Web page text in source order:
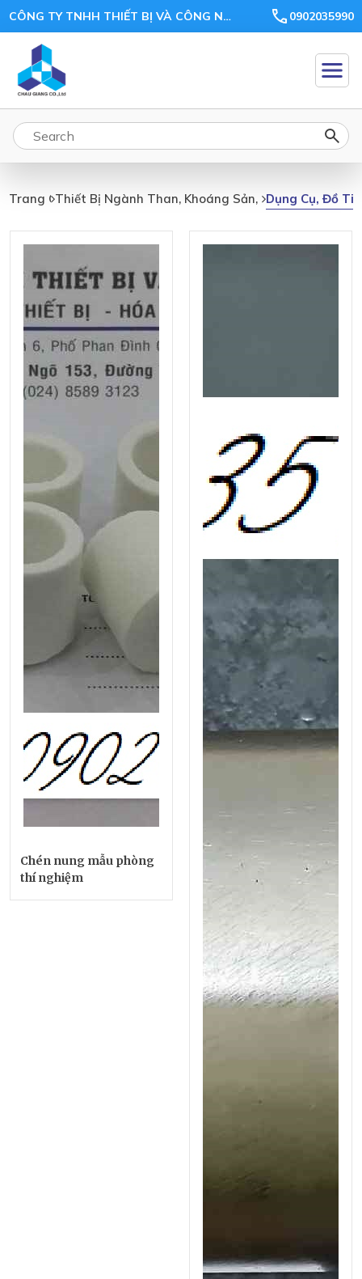
CÔNG TY TNHH THIẾT BỊ VÀ CÔNG NGHỆ CHÂU GIANG 0902035990
Trang ChủThiết Bị Ngành Than, Khoáng Sản, Ceramic, Xi Măng
Dụng Cụ, Đồ
Cụ,
Đồ
Tiêu
Hao
Chén nung mẫu phòng
thí nghiệm